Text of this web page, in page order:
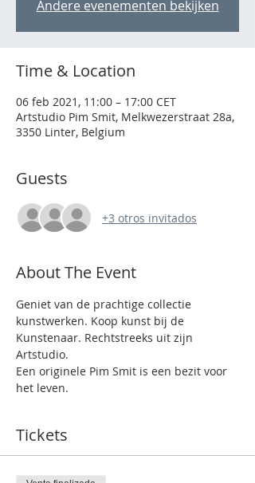
Andere evenementen bekijken
Time & Location
06 feb 2021, 11:00 – 17:00 CET
Artstudio Pim Smit, Melkwezerstraat 28a,
3350 Linter, Belgium
Guests
+3 otros invitados
About The Event
Geniet van de prachtige collectie
kunstwerken. Koop kunst bij de
Kunstenaar. Rechtstreeks uit zijn
Artstudio.
Een originele Pim Smit is een bezit voor
het leven.
Tickets